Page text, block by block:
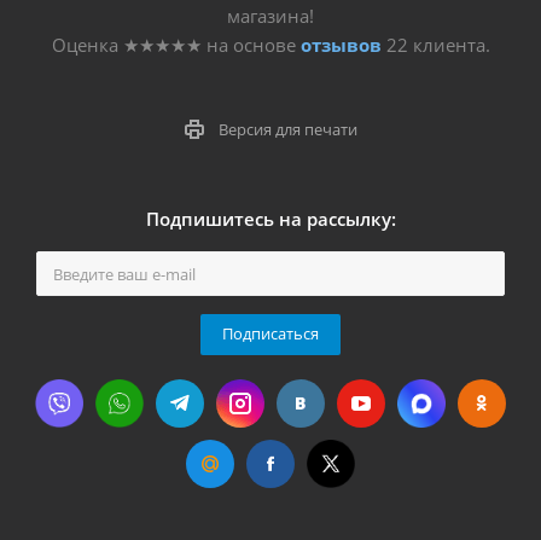
магазина!
Оценка ★★★★★ на основе отзывов 22 клиента.
Версия для печати
Подпишитесь на рассылку:
Подписаться